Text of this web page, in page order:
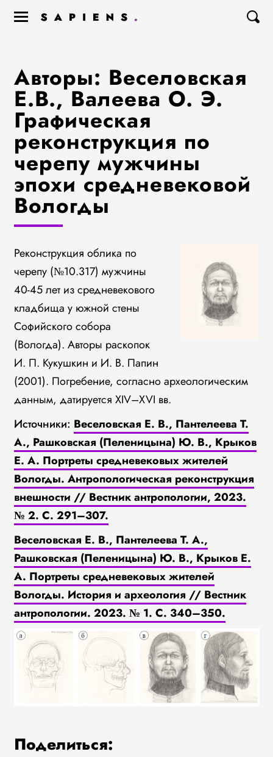
Авторы: Веселовская
Е.В., Валеева О. Э.
Графическая
реконструкция по
черепу мужчины
эпохи средневековой
Вологды
Реконструкция облика по
черепу (№10.317) мужчины
40-45 лет из средневекового
кладбища у южной стены
Софийского собора
(Вологда). Авторы раскопок
И. П. Кукушкин и И. В. Папин
(2001). Погребение, согласно археологическим
данным, датируется XIV–XVI вв.
Источники: Веселовская Е. В., Пантелеева Т.
А., Рашковская (Пеленицына) Ю. В., Крыков
Е. А. Портреты средневековых жителей
Вологды. Антропологическая реконструкция
внешности // Вестник антропологии, 2023.
№ 2. С. 291–307.
Веселовская Е. В., Пантелеева Т. А.,
Рашковская (Пеленицына) Ю. В., Крыков Е.
А. Портреты средневековых жителей
Вологды. История и археология // Вестник
антропологии. 2023. № 1. С. 340–350.
Поделиться: